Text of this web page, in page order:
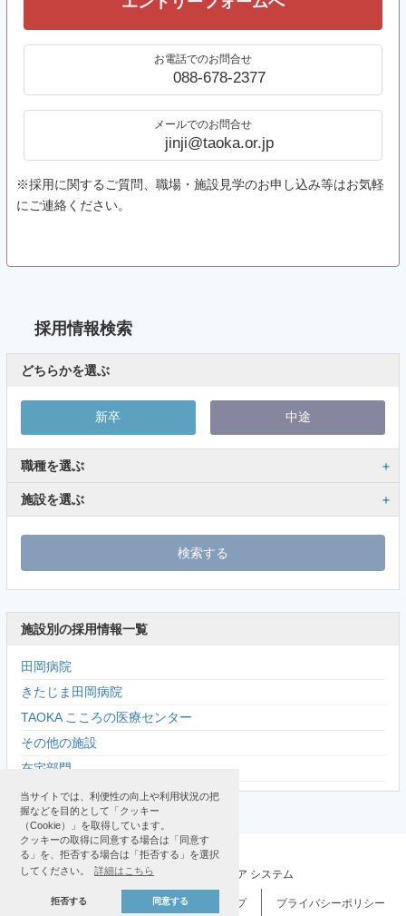
当サイトでは、利便性の向上や利用状況の把
握などを目的として「クッキー
（Cookie）」を取得しています。
クッキーの取得に同意する場合は「同意す
る」を、拒否する場合は「拒否する」を選択
してください。
詳細はこちら
拒否する 同意する
お電話でのお問合せ
088-678-2377
メールでのお問合せ
jinji@taoka.or.jp
※採用に関するご質問、職場・施設見学のお申し込み等はお気軽
にご連絡ください。
採用情報検索
どちらかを選ぶ
新卒 中途
職種を選ぶ
施設を選ぶ
施設別の採用情報一覧
田岡病院
きたじま田岡病院
TAOKA こころの医療センター
その他の施設
在宅部門
© 2019-2026 TAOKA メディカル・ウェルフェア システム
サイトマップ プライバシーポリシー